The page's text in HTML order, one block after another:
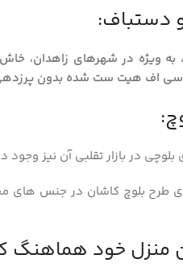
دستباف:
ویژه در شهرهای زاهدان،
سی اف هیت ست شده بدون
در بازار تقلبی آن نیز
بلوچ کاشان در جنس های
منزل خود هماهنگ